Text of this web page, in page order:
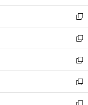
開
く
ウ
で
開
く
ン
ド
ウ
で
開
く
ウ
ィ
ン
ド
ウ
で
開
く
新
し
い
ウ
ィ
ン
ド
ウ
新
し
い
ウ
ィ
ン
新
し
い
ウ
新
し